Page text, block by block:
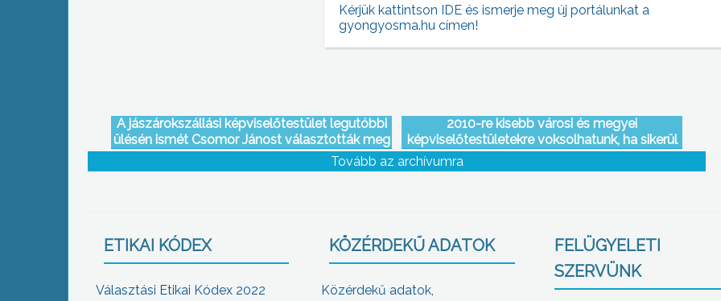
A jászárokszállási képviselőtestület legutóbbi
ülésén ismét Csomor Jánost választották meg
az általános iskola vezetőjének
2010-re kisebb városi és megyei
képviselőtestületekre voksolhatunk, ha sikerül
módosítani az önkormányzati törvényt –
jelentette ki Gyöngyösön Jauernik István
Tovább az archívumra
ETIKAI KÓDEX
Választási Etikai Kódex 2022
KÖZÉRDEKŰ ADATOK
Közérdekű adatok,
FELÜGYELETI
SZERVÜNK
Kérjük kattintson IDE és ismerje meg új portálunkat a
gyongyosma.hu címen!